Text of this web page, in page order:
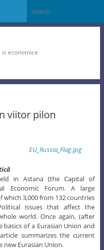
economice
viitor pilon
in Astana (the Capital of
Economic Forum. A large
3,000 from 132 countries
issues that affect the
world. Once again, (after
basics of a Eurasian Union and
summarizes the current
Eurasian Union.